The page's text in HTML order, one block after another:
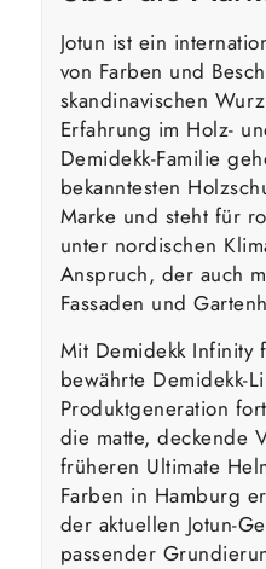
Jotun ist ein
von Farben und
skandinavischen
Erfahrung im Holz-
Demidekk-Familie
bekanntesten
Marke und steht für
unter nordischen
Anspruch, der auch
Fassaden und
Mit Demidekk Infinity
bewährte Demidekk-
Produktgeneration
die matte, deckende
früheren Ultimate
Farben in Hamburg
der aktuellen Jotun-
passender